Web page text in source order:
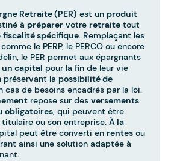
Retraite (PER) est un produit
à préparer votre retraite tout
fiscalité spécifique. Remplaçant les
le PERP, le PERCO ou encore
le PER permet aux épargnants
capital pour la fin de leur vie
la possibilité de
cas de besoins encadrés par la loi.
repose sur desversements
obligatoires, qui peuvent être
titulaire ou son entreprise.À la
peut être converti en rentes ou
ainsi une solution adaptée à